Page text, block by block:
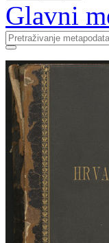
Glavni